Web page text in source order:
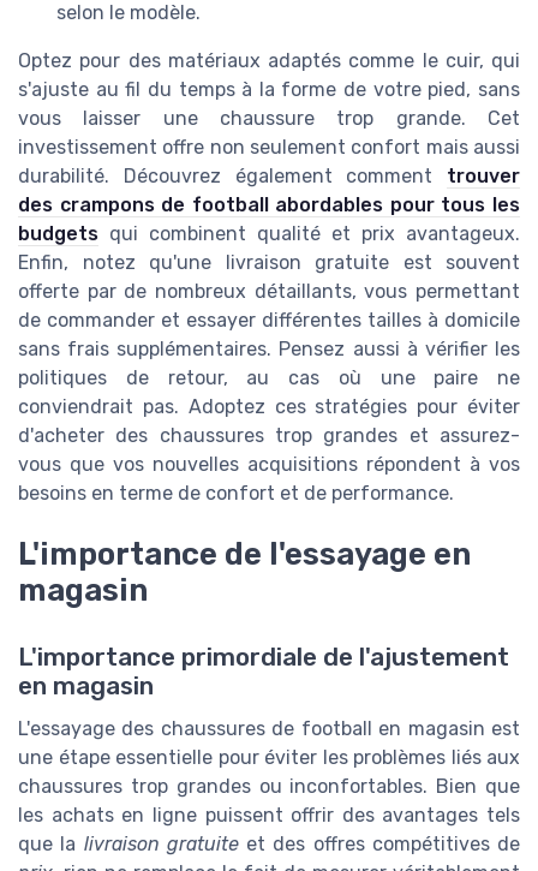
selon le modèle.
Optez pour des matériaux adaptés comme le cuir, qui
s'ajuste au fil du temps à la forme de votre pied, sans
vous laisser une chaussure trop grande. Cet
investissement offre non seulement confort mais aussi
durabilité. Découvrez également comment trouver
des crampons de football abordables pour tous les
budgets qui combinent qualité et prix avantageux.
Enfin, notez qu'une livraison gratuite est souvent
offerte par de nombreux détaillants, vous permettant
de commander et essayer différentes tailles à domicile
sans frais supplémentaires. Pensez aussi à vérifier les
politiques de retour, au cas où une paire ne
conviendrait pas. Adoptez ces stratégies pour éviter
d'acheter des chaussures trop grandes et assurez-
vous que vos nouvelles acquisitions répondent à vos
besoins en terme de confort et de performance.
L'importance de l'essayage en
magasin
L'importance primordiale de l'ajustement
en magasin
L'essayage des chaussures de football en magasin est
une étape essentielle pour éviter les problèmes liés aux
chaussures trop grandes ou inconfortables. Bien que
les achats en ligne puissent offrir des avantages tels
que la livraison gratuiteet des offres compétitives de